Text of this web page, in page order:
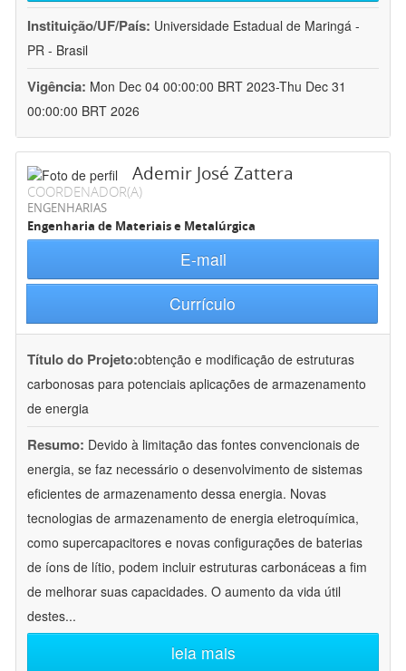
Instituição/UF/País: Universidade Estadual de Maringá -
PR - Brasil
Vigência: Mon Dec 04 00:00:00 BRT 2023-Thu Dec 31
00:00:00 BRT 2026
Ademir José Zattera
COORDENADOR(A)
ENGENHARIAS
Engenharia de Materiais e Metalúrgica
E-mail
Currículo
Título do Projeto:obtenção e modificação de estruturas
carbonosas para potenciais aplicações de armazenamento
de energia
Resumo: Devido à limitação das fontes convencionais de
energia, se faz necessário o desenvolvimento de sistemas
eficientes de armazenamento dessa energia. Novas
tecnologias de armazenamento de energia eletroquímica,
como supercapacitores e novas configurações de baterias
de íons de lítio, podem incluir estruturas carbonáceas a fim
de melhorar suas capacidades. O aumento da vida útil
destes...
leia mais